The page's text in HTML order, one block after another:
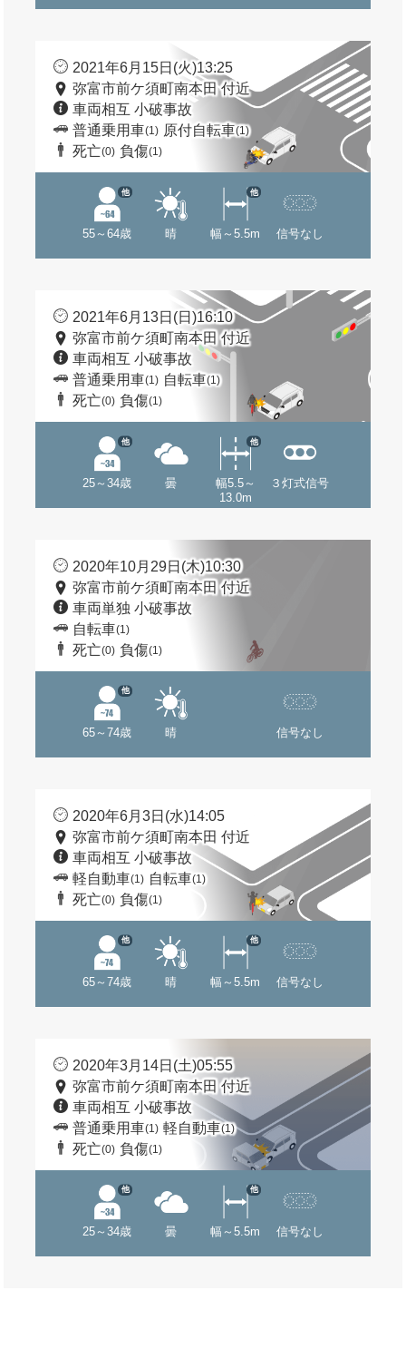
2021年6月15日(火)13:25
弥富市前ケ須町南本田 付近
車両相互 小破事故
普通乗用車(1) 原付自転車(1)
死亡(0) 負傷(1)
55～64歳
他
晴 幅～5.5m
他
信号なし
2021年6月13日(日)16:10
弥富市前ケ須町南本田 付近
車両相互 小破事故
普通乗用車(1) 自転車(1)
死亡(0) 負傷(1)
25～34歳
他
曇
幅5.5～
13.0m
他
３灯式信号
2020年10月29日(木)10:30
弥富市前ケ須町南本田 付近
車両単独 小破事故
自転車(1)
死亡(0) 負傷(1)
65～74歳
他
晴 信号なし
2020年6月3日(水)14:05
弥富市前ケ須町南本田 付近
車両相互 小破事故
軽自動車(1) 自転車(1)
死亡(0) 負傷(1)
65～74歳
他
晴 幅～5.5m
他
信号なし
2020年3月14日(土)05:55
弥富市前ケ須町南本田 付近
車両相互 小破事故
普通乗用車(1) 軽自動車(1)
死亡(0) 負傷(1)
25～34歳
他
曇 幅～5.5m
他
信号なし